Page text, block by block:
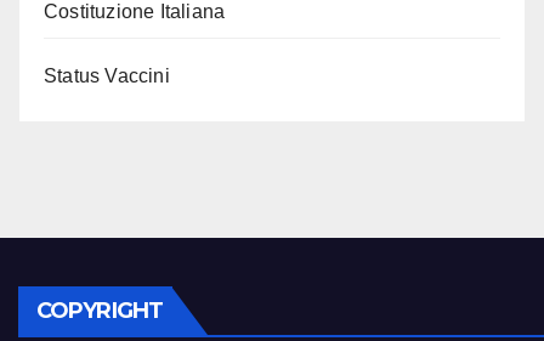
Costituzione Italiana
Status Vaccini
COPYRIGHT